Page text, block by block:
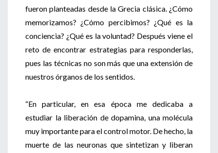
fueron planteadas desde la Grecia clásica. ¿Cómo
memorizamos? ¿Cómo percibimos? ¿Qué es la
conciencia? ¿Qué es la voluntad? Después viene el
reto de encontrar estrategias para responderlas,
pues las técnicas no son más que una extensión de
nuestros órganos de los sentidos.
“En particular, en esa época me dedicaba a
estudiar la liberación de dopamina, una molécula
muy importante para el control motor. De hecho, la
muerte de las neuronas que sintetizan y liberan